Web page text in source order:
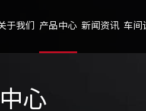
于我们 产品中心 新闻资讯 车间
心